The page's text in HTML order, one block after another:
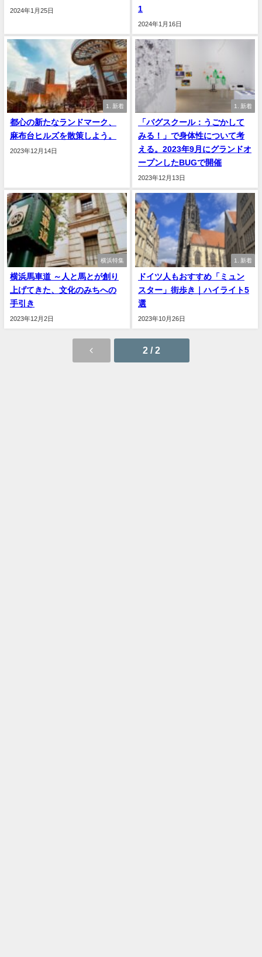
2024年1月25日
1
2024年1月16日
1. 新着
都心の新たなランドマーク、
麻布台ヒルズを散策しよう。
2023年12月14日
1. 新着
「バグスクール：うごかして
みる！」で身体性について考
える。2023年9月にグランドオ
ープンしたBUGで開催
2023年12月13日
横浜特集
横浜馬車道 ～人と馬とが創り
上げてきた、文化のみちへの
手引き
2023年12月2日
1. 新着
ドイツ人もおすすめ「ミュン
スター」街歩き｜ハイライト5
選
2023年10月26日
2 / 2